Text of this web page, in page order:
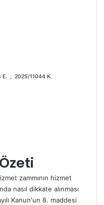
, 2025/11044 K.
zammının hizmet
nasıl dikkate alınması
Kanun'un 8. maddesi